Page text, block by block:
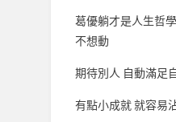
葛優躺才是人生哲
不想動
期待別人 自動滿足
有點小成就 就容易